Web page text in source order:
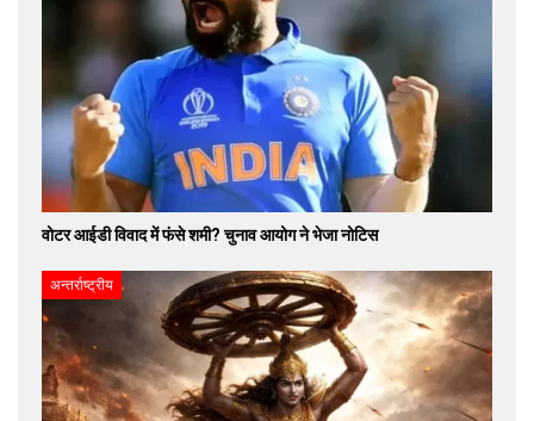
वोटर आईडी विवाद में फंसे शमी? चुनाव आयोग ने भेजा नोटिस
अन्तर्राष्ट्रीय